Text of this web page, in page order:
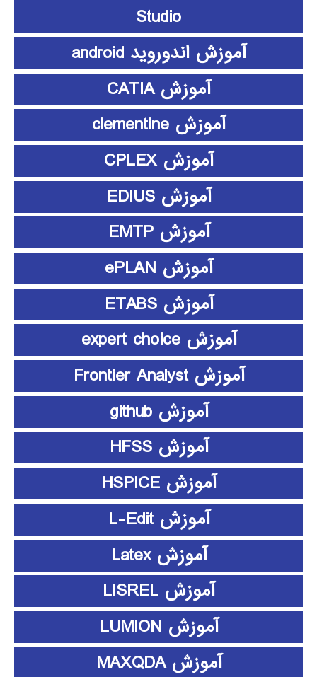
Studio
آموزش اندوروید android
آموزش CATIA
آموزش clementine
آموزش CPLEX
آموزش EDIUS
آموزش EMTP
آموزش ePLAN
آموزش ETABS
آموزش expert choice
آموزش Frontier Analyst
آموزش github
آموزش HFSS
آموزش HSPICE
آموزش L-Edit
آموزش Latex
آموزش LISREL
آموزش LUMION
آموزش MAXQDA